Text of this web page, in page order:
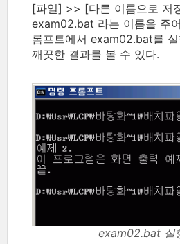
[파일] >> [다른 이름으로 저
exam02.bat 라는 이름을 주
롬프트에서 exam02.bat를
깨끗한 결과를 볼 수 있다.
exam02.bat 실